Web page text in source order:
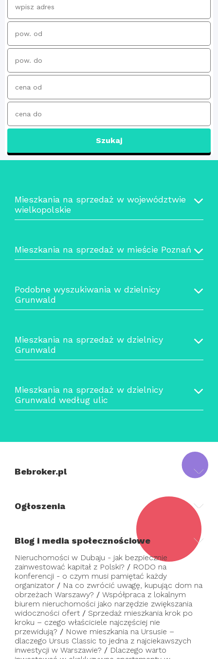
Szukaj
Mieszkania na sprzedaż w województwie
wielkopolskie
Mieszkania na sprzedaż w mieście Poznań
Podobne wyszukiwania w dzielnicy
Grunwald
Mieszkania na sprzedaż w dzielnicy
Grunwald
Mieszkania na sprzedaż w dzielnicy
Grunwald według ulic
Bebroker.pl
Ogłoszenia
Blog i media społecznościowe
Nieruchomości w Dubaju - jak bezpiecznie
zainwestować kapitał z Polski? / RODO na
konferencji - o czym musi pamiętać każdy
organizator / Na co zwrócić uwagę, kupując dom na
obrzeżach Warszawy? / Współpraca z lokalnym
biurem nieruchomości jako narzędzie zwiększania
widoczności ofert / Sprzedaż mieszkania krok po
kroku – czego właściciele najczęściej nie
przewidują? / Nowe mieszkania na Ursusie –
dlaczego Ursus Classic to jedna z najciekawszych
inwestycji w Warszawie? / Dlaczego warto